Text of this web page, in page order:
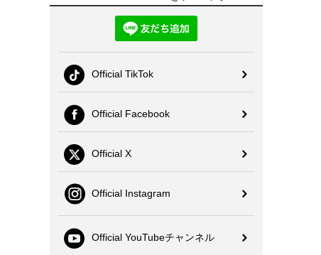
Official TikTok
Official Facebook
Official X
Official Instagram
Official YouTubeチャンネル